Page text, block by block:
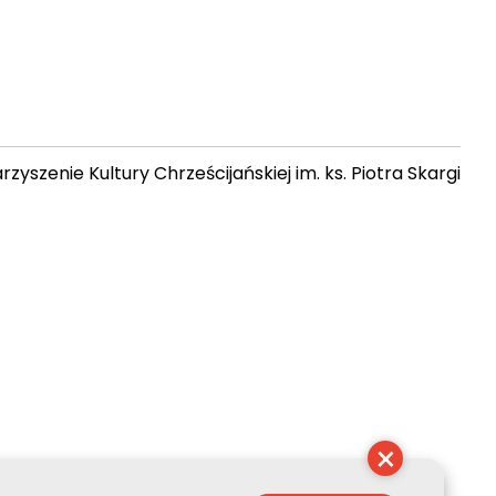
Kultury Chrześcijańskiej im. ks. Piotra Skargi
×